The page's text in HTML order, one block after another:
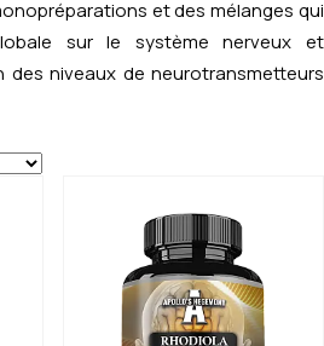
et des mélanges qui
sur le système nerveux et
des niveaux de neurotransmetteurs